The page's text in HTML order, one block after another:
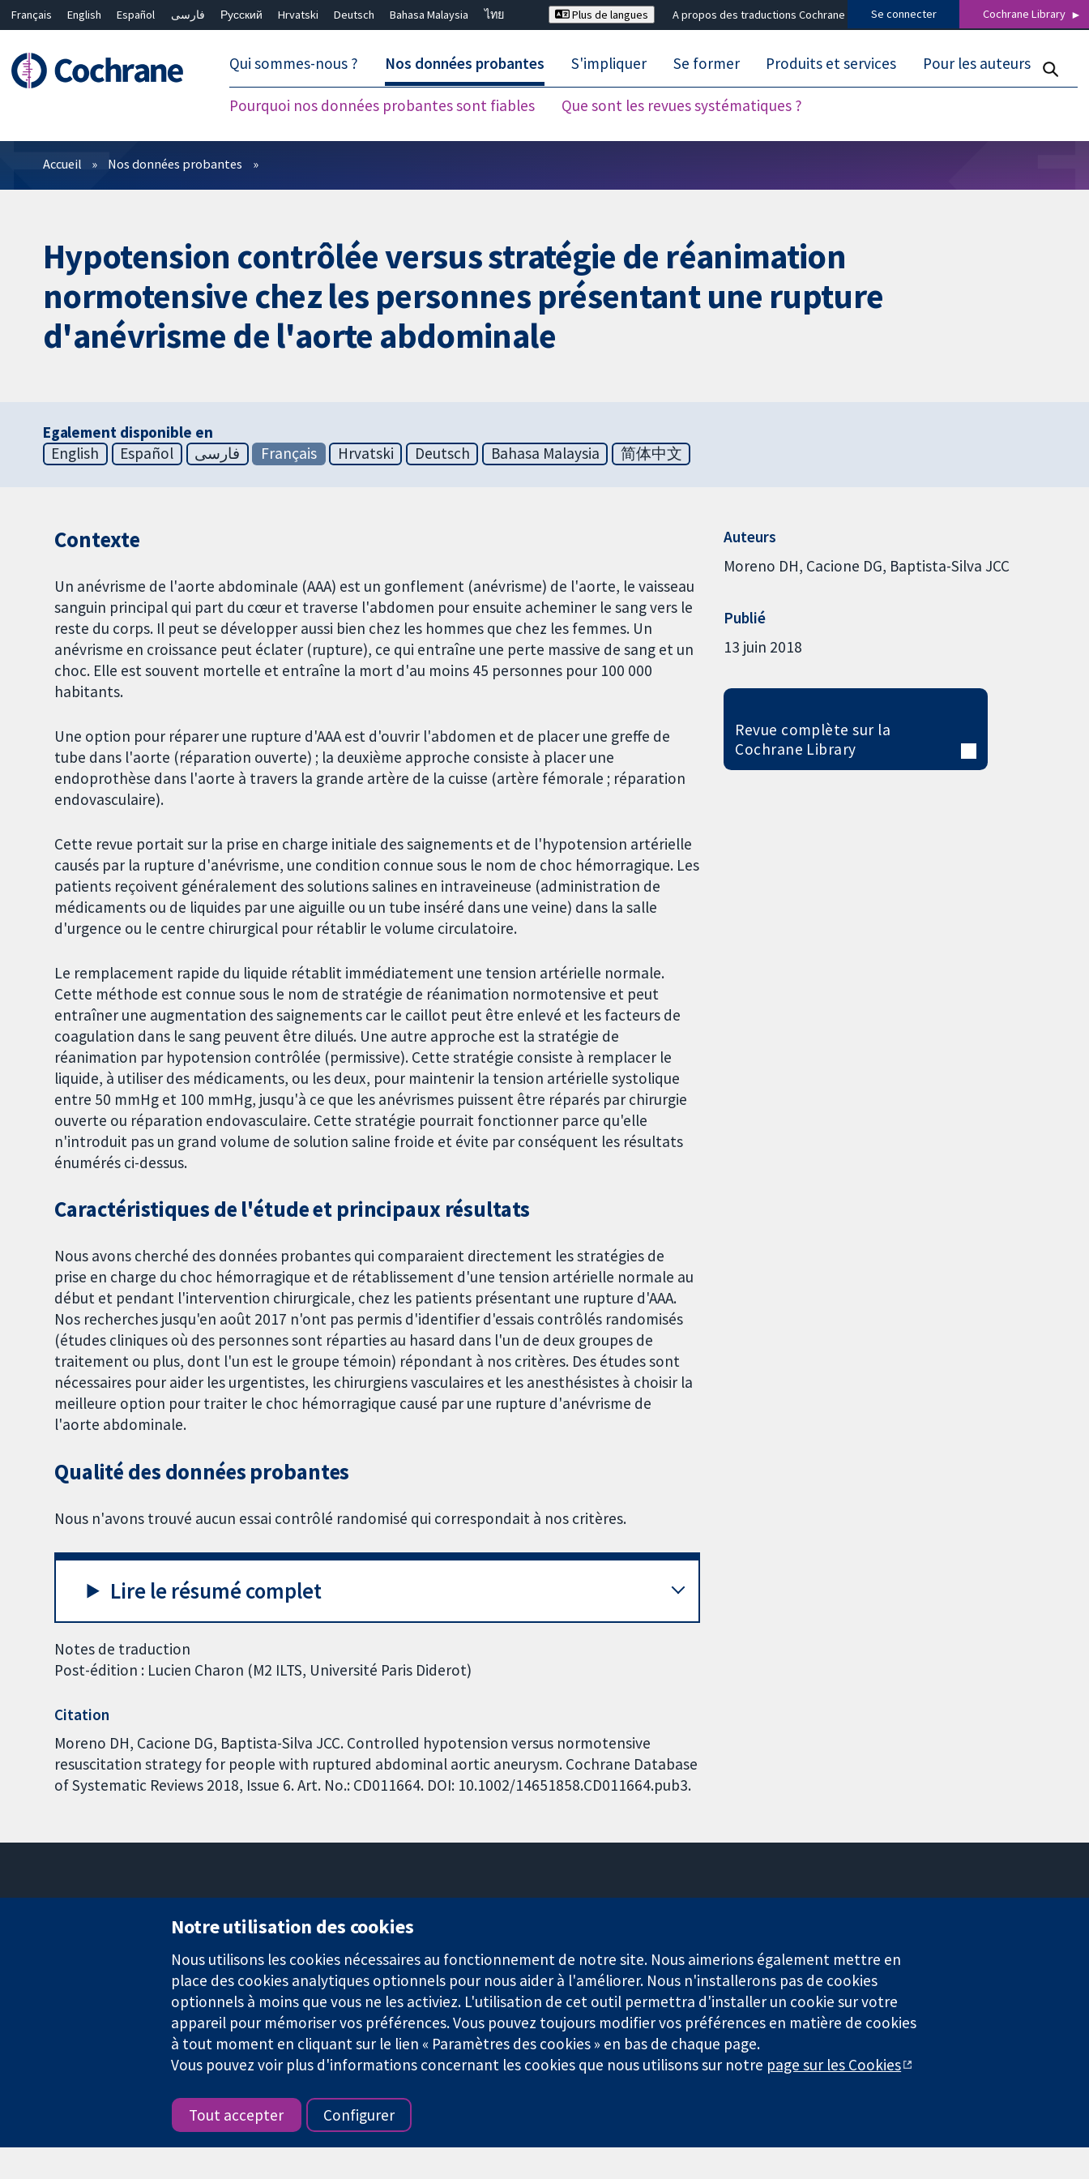
Français English Español فارسی Русский Hrvatski Deutsch Bahasa Malaysia
ไทย
Plus de langues A propos des traductions Cochrane Se connecter Cochrane Library
Qui sommes-nous ? Nos données probantes
Pourquoi nos données probantes sont fiables Que sont les revues systématiques ?
S'impliquer Se former Produits et services Pour les auteurs
Filtres
Accueil Nos données probantes
Hypotension contrôlée versus stratégie de réanimation
normotensive chez les personnes présentant une rupture
d'anévrisme de l'aorte abdominale
Egalement disponible en
English
Español فارسی Français Hrvatski Deutsch Bahasa Malaysia 简体中文
Contexte
Un anévrisme de l'aorte abdominale (AAA) est un gonflement (anévrisme) de l'aorte, le vaisseau
sanguin principal qui part du cœur et traverse l'abdomen pour ensuite acheminer le sang vers le
reste du corps. Il peut se développer aussi bien chez les hommes que chez les femmes. Un
anévrisme en croissance peut éclater (rupture), ce qui entraîne une perte massive de sang et un
choc. Elle est souvent mortelle et entraîne la mort d'au moins 45 personnes pour 100 000
habitants.
Une option pour réparer une rupture d'AAA est d'ouvrir l'abdomen et de placer une greffe de
tube dans l'aorte (réparation ouverte) ; la deuxième approche consiste à placer une
endoprothèse dans l'aorte à travers la grande artère de la cuisse (artère fémorale ; réparation
endovasculaire).
Cette revue portait sur la prise en charge initiale des saignements et de l'hypotension artérielle
causés par la rupture d'anévrisme, une condition connue sous le nom de choc hémorragique. Les
patients reçoivent généralement des solutions salines en intraveineuse (administration de
médicaments ou de liquides par une aiguille ou un tube inséré dans une veine) dans la salle
d'urgence ou le centre chirurgical pour rétablir le volume circulatoire.
Le remplacement rapide du liquide rétablit immédiatement une tension artérielle normale.
Cette méthode est connue sous le nom de stratégie de réanimation normotensive et peut
entraîner une augmentation des saignements car le caillot peut être enlevé et les facteurs de
coagulation dans le sang peuvent être dilués. Une autre approche est la stratégie de
réanimation par hypotension contrôlée (permissive). Cette stratégie consiste à remplacer le
liquide, à utiliser des médicaments, ou les deux, pour maintenir la tension artérielle systolique
entre 50 mmHg et 100 mmHg, jusqu'à ce que les anévrismes puissent être réparés par chirurgie
ouverte ou réparation endovasculaire. Cette stratégie pourrait fonctionner parce qu'elle
n'introduit pas un grand volume de solution saline froide et évite par conséquent les résultats
énumérés ci-dessus.
Caractéristiques de l'étude et principaux résultats
Nous avons cherché des données probantes qui comparaient directement les stratégies de
prise en charge du choc hémorragique et de rétablissement d'une tension artérielle normale au
début et pendant l'intervention chirurgicale, chez les patients présentant une rupture d'AAA.
Nos recherches jusqu'en août 2017 n'ont pas permis d'identifier d'essais contrôlés randomisés
(études cliniques où des personnes sont réparties au hasard dans l'un de deux groupes de
traitement ou plus, dont l'un est le groupe témoin) répondant à nos critères. Des études sont
nécessaires pour aider les urgentistes, les chirurgiens vasculaires et les anesthésistes à choisir la
meilleure option pour traiter le choc hémorragique causé par une rupture d'anévrisme de
l'aorte abdominale.
Qualité des données probantes
Nous n'avons trouvé aucun essai contrôlé randomisé qui correspondait à nos critères.
Lire le résumé complet
Notes de traduction
Post-édition : Lucien Charon (M2 ILTS, Université Paris Diderot)
Citation
Moreno DH, Cacione DG, Baptista-Silva JCC. Controlled hypotension versus normotensive
resuscitation strategy for people with ruptured abdominal aortic aneurysm. Cochrane Database
of Systematic Reviews 2018, Issue 6. Art. No.: CD011664. DOI: 10.1002/14651858.CD011664.pub3.
Auteurs
Moreno DH Cacione DG Baptista-Silva JCC
Publié
13 juin 2018
Revue complète sur la
Cochrane Library
Londres
Royaume-Uni
Service de presse
Qui sommes-nous
Offres d'emploi
Cochrane Library
La Collaboration Cochrane est une association caritative (n° 1045921) et une société à responsabilité limitée par garantie (n° 03044323) enregistrée en Angleterre et au Pays de Galles. Numéro de
Copyright © 2026 The Cochrane Collaboration Conditions Générales
Notre utilisation des cookies
Nous utilisons les cookies nécessaires au fonctionnement de notre site. Nous aimerions également mettre en
place des cookies analytiques optionnels pour nous aider à l'améliorer. Nous n'installerons pas de cookies
optionnels à moins que vous ne les activiez. L'utilisation de cet outil permettra d'installer un cookie sur votre
appareil pour mémoriser vos préférences. Vous pouvez toujours modifier vos préférences en matière de cookies
à tout moment en cliquant sur le lien « Paramètres des cookies » en bas de chaque page.
Vous pouvez voir plus d'informations concernant les cookies que nous utilisons sur notre page sur les Cookies
Tout accepter Configurer